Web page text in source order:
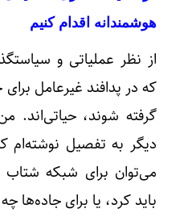
هوشمندانه اقدام کنیم
از نظر عملیاتی و
که در پدافند غیرعامل
گرفته شوند، حیاتی‌اند.
دیگر به تفصیل نوشته‌ام
می‌توان برای شبکه شتاب
باید کرد، یا برای